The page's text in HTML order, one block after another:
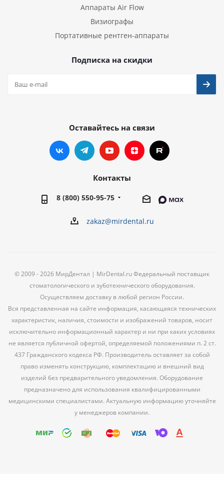
Аппараты Air Flow
Визиографы
Портативные рентген-аппараты
Подписка на скидки
Оставайтесь на связи
Контакты
8 (800) 550-95-75
zakaz@mirdental.ru
© 2009 - 2026 МирДентал | MirDental.ru Федеральный поставщик
стоматологического и зуботехнического оборудования.
Осуществляем доставку в любой регион России.
Вся представленная на сайте информация, касающаяся технических
характеристик, наличия, стоимости и изображений товаров, носит
исключительно информационный характер и ни при каких условиях
не является публичной офертой, определяемой положениями п. 2 ст.
437 Гражданского кодекса РФ. Производитель оставляет за собой
право изменять конструкцию, комплектацию и внешний вид
изделий без предварительного уведомления. Оборудование
предназначено для использования квалифицированными
медицинскими специалистами. Актуальную информацию уточняйте
у менеджеров компании.